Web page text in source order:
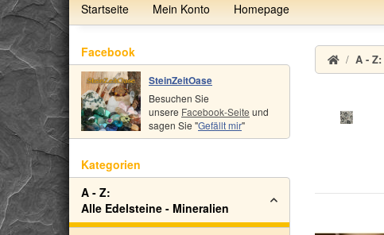
Startseite Mein Konto Homepage
A - Z:
Facebook
SteinZeitOase
Besuchen Sie
unsere Facebook-Seite und
sagen Sie "Gefällt mir"
Kategorien
A - Z:
Alle Edelsteine - Mineralien